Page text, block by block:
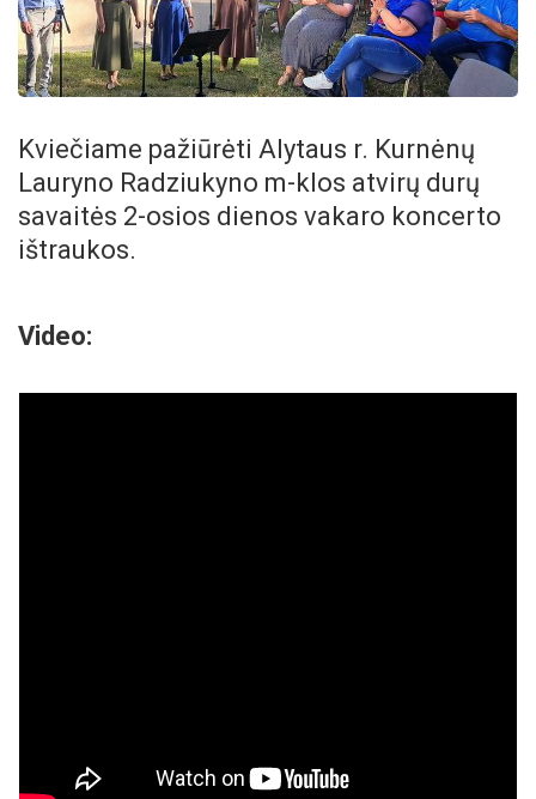
Kviečiame pažiūrėti Alytaus r. Kurnėnų
Lauryno Radziukyno m-klos atvirų durų
savaitės 2-osios dienos vakaro koncerto
ištraukos.
Video: